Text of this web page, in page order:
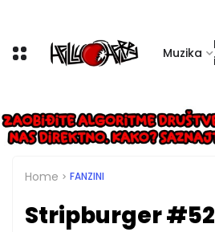
Muzika
Home FANZINI
Stripburger #52